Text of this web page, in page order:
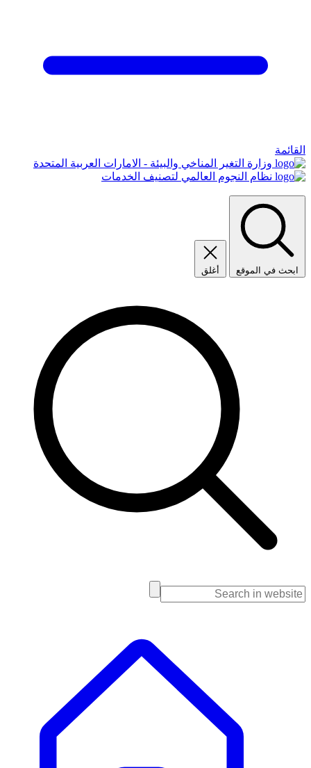
القائمة
وزارة التغير المناخي والبيئة - الامارات العربية المتحدة
نظام النجوم العالمي لتصنيف الخدمات
ابحث في الموقع أغلق